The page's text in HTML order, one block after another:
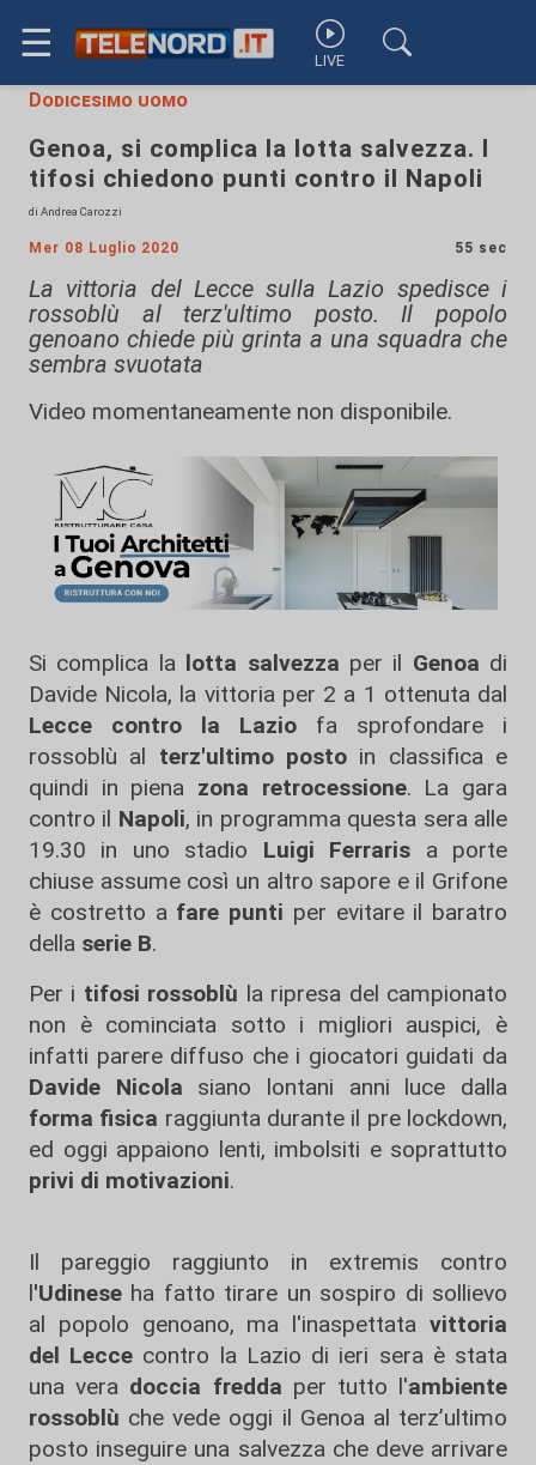
☰ LIVE
Dodicesimo uomo
Genoa, si complica la lotta salvezza. I
tifosi chiedono punti contro il Napoli
di Andrea Carozzi
Mer 08 Luglio 2020 55 sec
La vittoria del Lecce sulla Lazio spedisce i
rossoblù al terz'ultimo posto. Il popolo
genoano chiede più grinta a una squadra che
sembra svuotata
Video momentaneamente non disponibile.
Si complica la lotta salvezza per il Genoa di
Davide Nicola, la vittoria per 2 a 1 ottenuta dal
Lecce contro la Lazio fa sprofondare i
rossoblù al terz'ultimo posto in classifica e
quindi in piena zona retrocessione. La gara
contro il Napoli, in programma questa sera alle
19.30 in uno stadio Luigi Ferraris a porte
chiuse assume così un altro sapore e il Grifone
è costretto a fare punti per evitare il baratro
della serie B.
Per i tifosi rossoblù la ripresa del campionato
non è cominciata sotto i migliori auspici, è
infatti parere diffuso che i giocatori guidati da
Davide Nicola siano lontani anni luce dalla
forma fisica raggiunta durante il pre lockdown,
ed oggi appaiono lenti, imbolsiti e soprattutto
privi di motivazioni.
Il pareggio raggiunto in extremis contro
l'Udinese ha fatto tirare un sospiro di sollievo
al popolo genoano, ma l'inaspettata vittoria
del Lecce contro la Lazio di ieri sera è stata
una vera doccia fredda per tutto l'ambiente
rossoblù che vede oggi il Genoa al terz’ultimo
posto inseguire una salvezza che deve arrivare